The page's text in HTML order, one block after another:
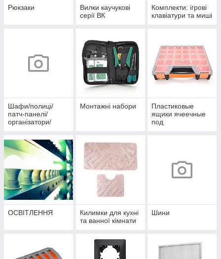
Рюкзаки
Вилки каучукові
серії ВК
Комплекти: ігрові
клавіатури та миші
Шафи/полиці/
патч-панелі/
організатори/
Монтажні набори
Пластиковые
ящики ячеечные
под
ОСВІТЛЕННЯ
Килимки для кухні
та ванної кімнати
Шини